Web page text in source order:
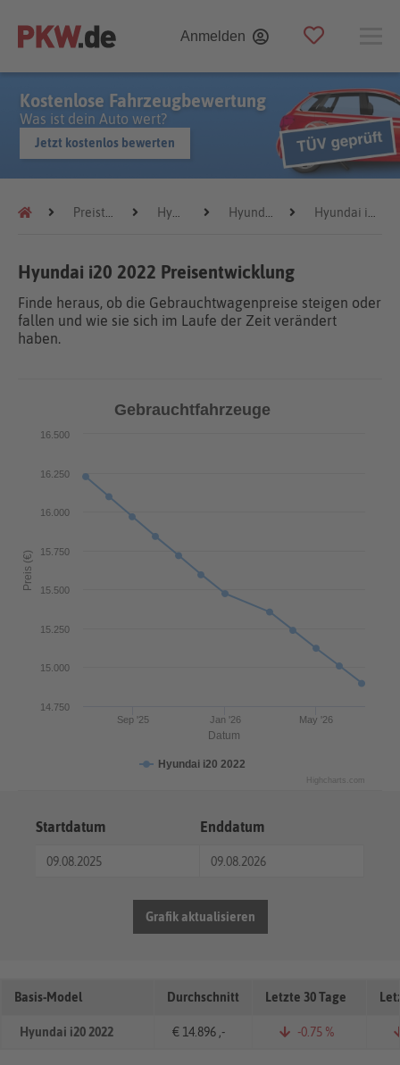
Anmelden
Kostenlose Fahrzeugbewertung
Was ist dein Auto wert?
Jetzt kostenlos bewerten
Preistrends Hyundai Hyundai i20 Hyundai i20 2022
Hyundai i20 2022 Preisentwicklung
Finde heraus, ob die Gebrauchtwagenpreise steigen oder
fallen und wie sie sich im Laufe der Zeit verändert
haben.
Datum
Preis (€)
Gebrauchtfahrzeuge
Hyundai i20 2022
Jan '26
Sep '25 May '26
14.750
15.000
15.250
15.500
15.750
16.000
16.250
16.500
Highcharts.com
Startdatum Enddatum
Grafik aktualisieren
Basis-Model Durchschnitt Letzte 30 Tage
Hyundai i20 2022 € 14.896 ,- -0.75 %